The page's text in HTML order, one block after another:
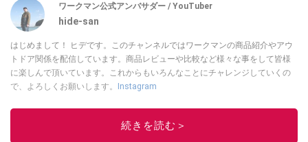
ワークマン公式アンバサダー / YouTuber
hide-san
はじめまして！ ヒデです。このチャンネルではワークマンの商品紹介やアウ
トドア関係を配信しています。商品レビューや比較など様々な事をして皆様
に楽しんで頂いています。これからもいろんなことにチャレンジしていくの
で、よろしくお願いします。
Instagram
このイチオシストの他の記事を読む
続きを読む＞